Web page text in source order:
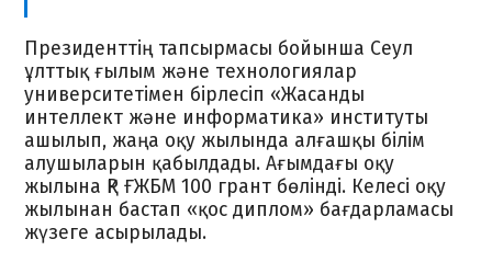
Президенттің тапсырмасы бойынша Сеул
ұлттық ғылым және технологиялар
университетімен бірлесіп «Жасанды
интеллект және информатика» институты
ашылып, жаңа оқу жылында алғашқы білім
алушыларын қабылдады. Ағымдағы оқу
жылына ҚР ҒЖБМ 100 грант бөлінді. Келесі оқу
жылынан бастап «қос диплом» бағдарламасы
жүзеге асырылады.